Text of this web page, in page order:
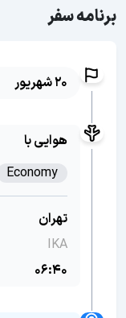
برنامه سفر
20 شهریور
هوایی با
Economy
تهران
IKA
06:40